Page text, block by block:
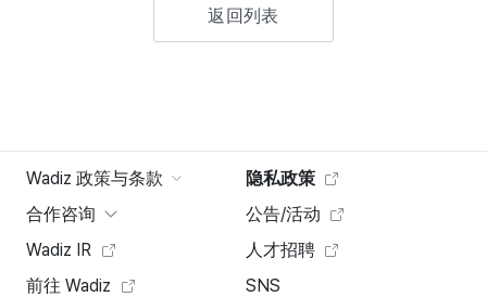
返回列表
Wadiz 政策与条款
隐私政策
合作咨询
公告/活动
Wadiz IR
人才招聘
前往 Wadiz
SNS